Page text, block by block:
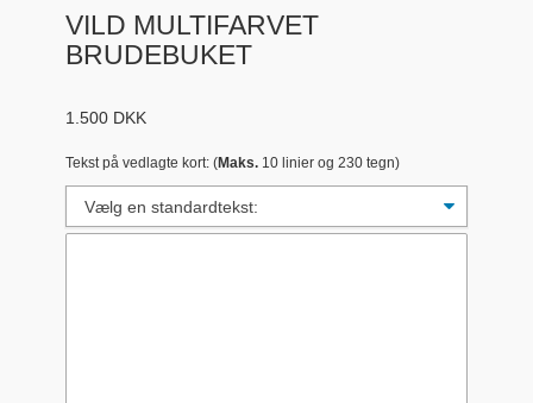
VILD MULTIFARVET
BRUDEBUKET
1.500 DKK
Tekst på vedlagte kort: (Maks. 10 linier og 230 tegn)